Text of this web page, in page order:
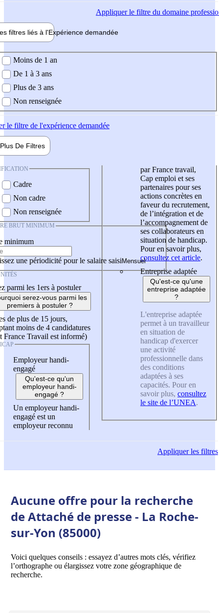
Appliquerle filtre du domaine
filtres liés à l'Expérience demandée
demandée
Moins de 1 an
De 1 à 3 ans
Plus de 3 ans
Non renseignée
le filtre de l'expérience demandée
Plus De Filtres
Cadre
Non cadre
Non renseignée
BRUT MINIMUM
minimum
une périodicité pour le salaire saisi
parmi les 1ers à postuler
serez-vous parmi les
premiers à postuler ?
de plus de 15 jours,
moins de 4 candidatures
France Travail est informé)
Employeur handi-
engagé
Qu'est-ce qu'un
employeur handi-
engagé ?
Un employeur handi-
engagé est un
employeur reconnu
par France travail,
Cap emploi et ses
partenaires pour ses
actions concrètes en
faveur du recrutement,
de l’intégration et de
l’accompagnement de
ses collaborateurs en
situation de handicap.
Pour en savoir plus,
consultez cet article.
Entreprise adaptée
Qu'est-ce qu'une
entreprise adaptée
?
L'entreprise adaptée
permet à un travailleur
en situation de
handicap d'exercer
une activité
professionnelle dans
des conditions
adaptées à ses
capacités. Pour en
savoir plus, consultez
le site de l’UNEA.
Appliquerles filtres
Aucune offre pour la recherche
de Attaché de presse - La Roche-
sur-Yon (85000)
Voici quelques conseils : essayez d’autres mots clés, vérifiez
l’orthographe ou élargissez votre zone géographique de
recherche.